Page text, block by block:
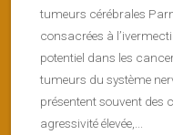
tumeurs cérébrales
consacrées à
potentiel dans les
tumeurs du système
présentent souvent des
agressivité élevée,...